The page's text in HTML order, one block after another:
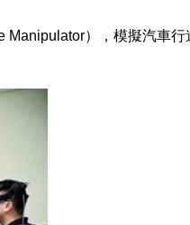
），模擬汽車